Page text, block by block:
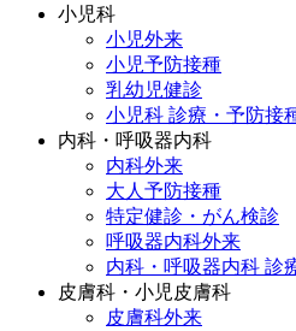
小児科
小児外来
小児予防接種
乳幼児健診
小児科 診療・予防接
内科・呼吸器内科
内科外来
大人予防接種
特定健診・がん検診
呼吸器内科外来
内科・呼吸器内科 診
皮膚科・小児皮膚科
皮膚科外来